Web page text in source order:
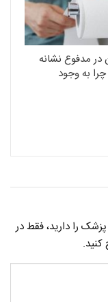
مدفوع نشانه
به وجود
را دارید، فقط در